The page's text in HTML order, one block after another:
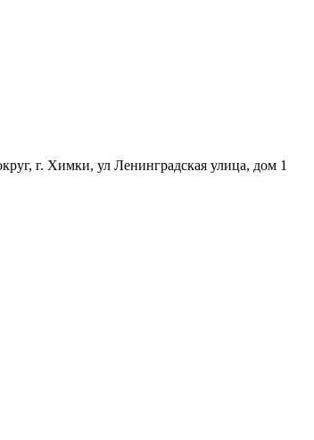
г. Химки, ул Ленинградская улица, дом 1